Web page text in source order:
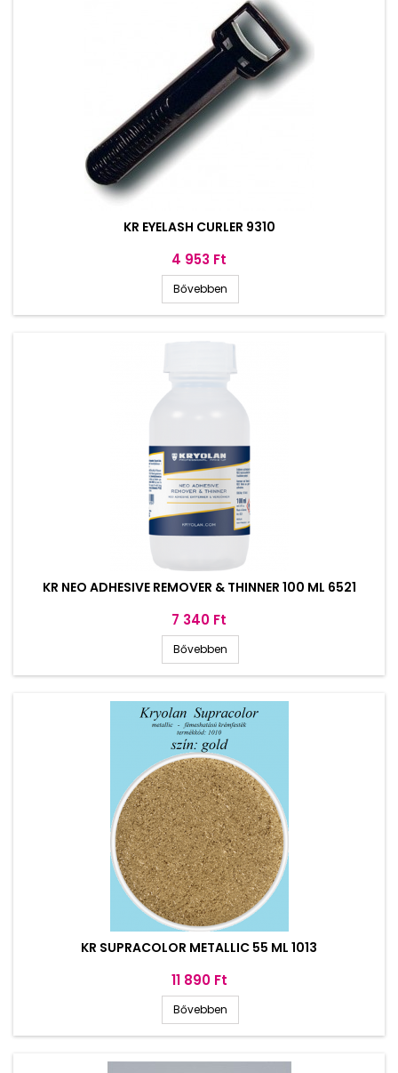
KR EYELASH CURLER 9310
Ár
4 953 Ft
Bővebben
KR NEO ADHESIVE REMOVER & THINNER 100 ML 6521
Ár
7 340 Ft
Bővebben
KR SUPRACOLOR METALLIC 55 ML 1013
Ár
11 890 Ft
Bővebben